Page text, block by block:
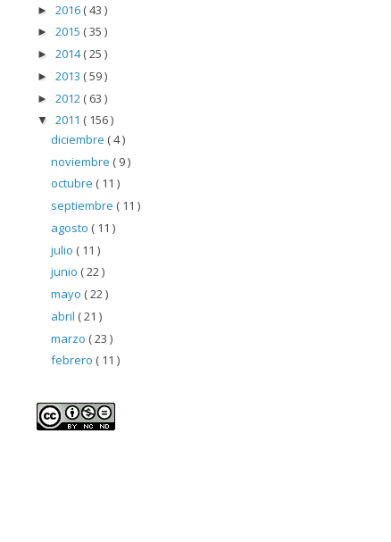
► 2016 ( 43 )
► 2015 ( 35 )
► 2014( 25 )
► 2013 ( 59 )
► 2012 ( 63 )
▼ 2011 ( 156 )
diciembre ( 4 )
noviembre ( 9 )
octubre ( 11 )
septiembre ( 11 )
agosto ( 11 )
julio ( 11 )
junio ( 22 )
mayo ( 22 )
abril ( 21 )
marzo ( 23 )
febrero ( 11 )